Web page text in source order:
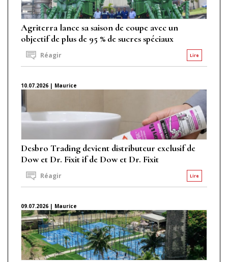
Agriterra lance sa saison de coupe avec un
objectif de plus de 95 % de sucres spéciaux
Lire
Réagir
10.07.2026 | Maurice
Desbro Trading devient distributeur exclusif de
Dow et Dr. Fixit if de Dow et Dr. Fixit
Lire
Réagir
09.07.2026 | Maurice